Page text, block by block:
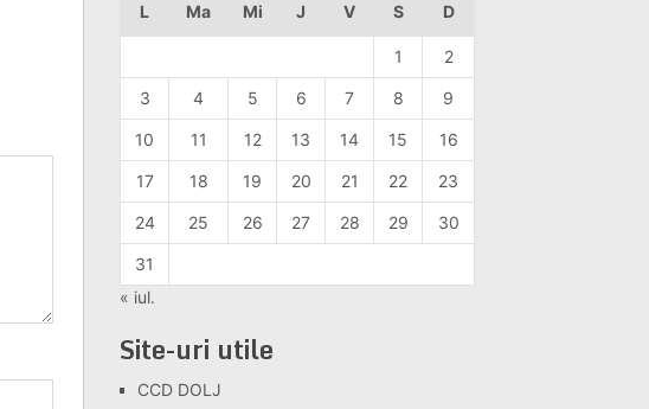
L Ma Mi J V S D
1 2
3 4 5 6 7 8 9
10 11 12 13 14 15 16
17 18 19 20 21 22 23
24 25 26 27 28 29 30
31
« iul.
Site-uri utile
CCD DOLJ